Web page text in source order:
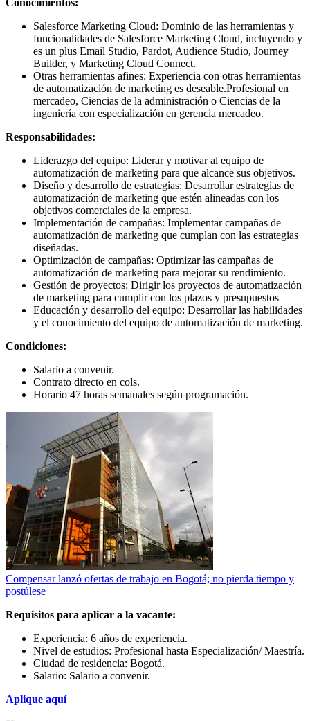
Conocimientos:
Salesforce Marketing Cloud: Dominio de las herramientas y
funcionalidades de Salesforce Marketing Cloud, incluyendo y
es un plus Email Studio, Pardot, Audience Studio, Journey
Builder, y Marketing Cloud Connect.
Otras herramientas afines: Experiencia con otras herramientas
de automatización de marketing es deseable.Profesional en
mercadeo, Ciencias de la administración o Ciencias de la
ingeniería con especialización en gerencia mercadeo.
Responsabilidades:
Liderazgo del equipo: Liderar y motivar al equipo de
automatización de marketing para que alcance sus objetivos.
Diseño y desarrollo de estrategias: Desarrollar estrategias de
automatización de marketing que estén alineadas con los
objetivos comerciales de la empresa.
Implementación de campañas: Implementar campañas de
automatización de marketing que cumplan con las estrategias
diseñadas.
Optimización de campañas: Optimizar las campañas de
automatización de marketing para mejorar su rendimiento.
Gestión de proyectos: Dirigir los proyectos de automatización
de marketing para cumplir con los plazos y presupuestos
Educación y desarrollo del equipo: Desarrollar las habilidades
y el conocimiento del equipo de automatización de marketing.
Condiciones:
Salario a convenir.
Contrato directo en cols.
Horario 47 horas semanales según programación.
Compensar lanzó ofertas de trabajo en Bogotá; no pierda tiempo y
postúlese
Requisitos para aplicar a la vacante:
Experiencia: 6 años de experiencia.
Nivel de estudios: Profesional hasta Especialización/ Maestría.
Ciudad de residencia: Bogotá.
Salario: Salario a convenir.
Aplique aquí